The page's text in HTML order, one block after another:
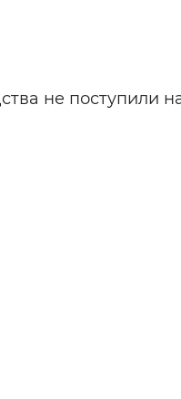
не поступили